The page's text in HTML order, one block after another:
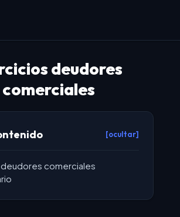
deudores
comerciales
[ocultar]
comerciales